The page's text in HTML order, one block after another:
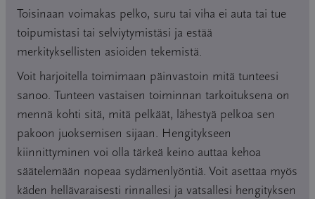
Toisinaan voimakas pelko, suru tai viha ei auta tai tue
toipumistasi tai selviytymistäsi ja estää
merkityksellisten asioiden tekemistä.
Voit harjoitella toimimaan päinvastoin mitä tunteesi
sanoo. Tunteen vastaisen toiminnan tarkoituksena on
mennä kohti sitä, mitä pelkäät, lähestyä pelkoa sen
pakoon juoksemisen sijaan. Hengitykseen
kiinnittyminen voi olla tärkeä keino auttaa kehoa
säätelemään nopeaa sydämenlyöntiä. Voit asettaa myös
käden hellävaraisesti rinnallesi ja vatsallesi hengityksen